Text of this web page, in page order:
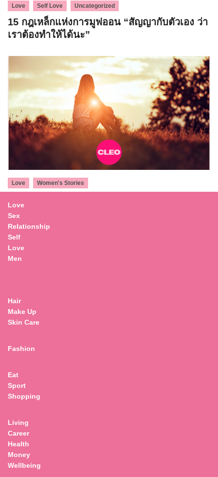
Love Self Love Uncategorized
15 กฎเหล็กแห่งการมูฟออน “สัญญากับตัวเอง ว่า
เราต้องทำให้ได้นะ”
Love Women's Stories
แบบที่ฉันเป็น”
Love ,
ตัวเองสักที
Love
Sex
Relationship
Self
Love
Men
Hair
Make Up
Skin Care
Fashion
Eat
Sport
Shopping
Living
Career
Health
Money
Wellbeing